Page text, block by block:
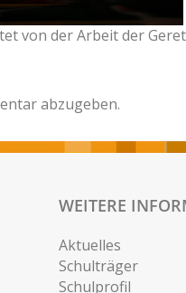
von der Arbeit der
abzugeben.
WEITERE
Aktuelles
Schulträger
Schulprofil